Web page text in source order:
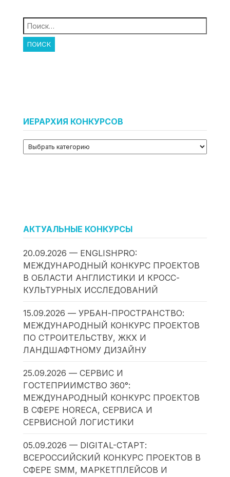
Найти:
ИЕРАРХИЯ КОНКУРСОВ
АКТУАЛЬНЫЕ КОНКУРСЫ
20.09.2026 — ENGLISHPRO:
МЕЖДУНАРОДНЫЙ КОНКУРС ПРОЕКТОВ
В ОБЛАСТИ АНГЛИСТИКИ И КРОСС-
КУЛЬТУРНЫХ ИССЛЕДОВАНИЙ
15.09.2026 — УРБАН-ПРОСТРАНСТВО:
МЕЖДУНАРОДНЫЙ КОНКУРС ПРОЕКТОВ
ПО СТРОИТЕЛЬСТВУ, ЖКХ И
ЛАНДШАФТНОМУ ДИЗАЙНУ
25.09.2026 — СЕРВИС И
ГОСТЕПРИИМСТВО 360°:
МЕЖДУНАРОДНЫЙ КОНКУРС ПРОЕКТОВ
В СФЕРЕ HORECA, СЕРВИСА И
СЕРВИСНОЙ ЛОГИСТИКИ
05.09.2026 — DIGITAL-СТАРТ:
ВСЕРОССИЙСКИЙ КОНКУРС ПРОЕКТОВ В
СФЕРЕ SMM, МАРКЕТПЛЕЙСОВ И